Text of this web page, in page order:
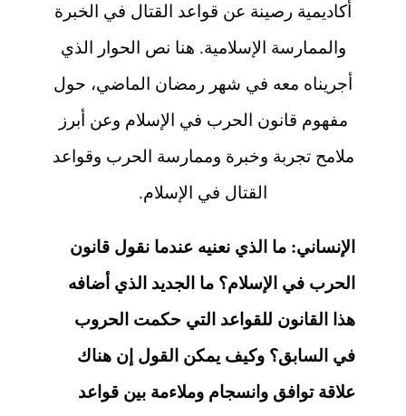
أكاديمية رصينة عن قواعد القتال في الخبرة
والممارسة الإسلامية. هنا نص الحوار الذي
أجريناه معه في شهر رمضان الماضي، حول
مفهوم قانون الحرب في الإسلام وعن أبرز
ملامح تجربة وخبرة وممارسة الحرب وقواعد
القتال في الإسلام.
الإنساني: ما الذي نعنيه عندما نقول قانون
الحرب في الإسلام؟ ما الجديد الذي أضافه
هذا القانون للقواعد التي حكمت الحروب
في السابق؟ وكيف يمكن القول إن هناك
علاقة توافق وانسجام وملاءمة بين قواعد